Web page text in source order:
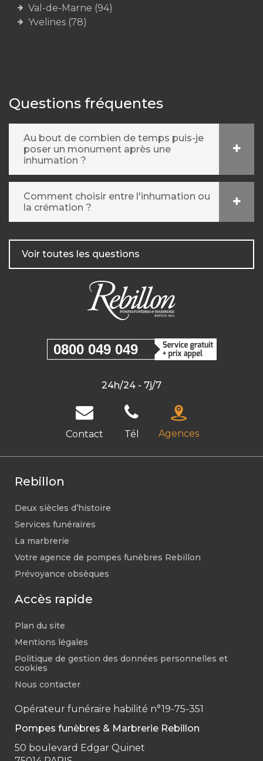
Val-de-Marne (94)
Yvelines (78)
Questions fréquentes
Au bout de combien de temps puis-je
poser un monument après une
inhumation ?
Comment choisir entre l'inhumation ou
la crémation ?
Voir toutes les questions
0800 049 049
24h/24 - 7j/7
Contact Tél Agences
Rebillon
Deux siècles d’histoire
Services funéraires
La marbrerie
Votre agence de pompes funèbres Rebillon
Prévoyance obsèques
Accès rapide
Plan du site
Mentions légales
Politique de gestion des données personnelles et
cookies
Nous contacter
Opérateur funéraire habilité n°19-75-351
Pompes funèbres & Marbrerie Rebillon
50 boulevard Edgar Quinet